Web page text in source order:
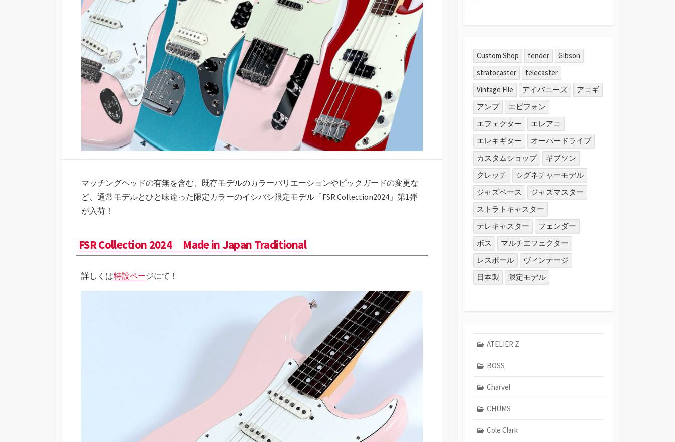
マッチングヘッドの有無を含む、既存モデルのカラーバリエーションやピックガードの変更な
ど、通常モデルとひと味違った限定カラーのイシバシ限定モデル「FSR Collection2024」第1弾
が入荷！
FSR Collection 2024 Made in Japan Traditional
詳しくは特設ページにて！
Custom Shop fender
Gibson
stratocaster
telecaster
Vintage File
アイバニーズ
アコギ
アンプ
エピフォン
エフェクター
エレアコ
エレキギター
オーバードライブ
カスタムショップ
ギブソン
グレッチ
シグネチャーモデル
ジャズベース
ジャズマスター
ストラトキャスター
テレキャスター
フェンダー
ボス
マルチエフェクター
レスポール
ヴィンテージ
日本製
限定モデル
ATELIER Z
BOSS
Charvel
CHUMS
Cole Clark